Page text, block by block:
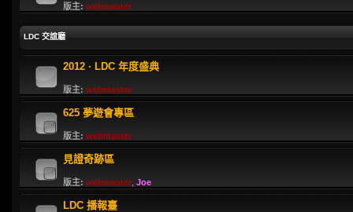
版主: webmaster
LDC 交誼廳
2012 · LDC 年度盛典
版主: webmaster
625 夢遊會專區
版主: webmaster
見證奇跡區
版主: webmaster Joe
LDC 播報臺